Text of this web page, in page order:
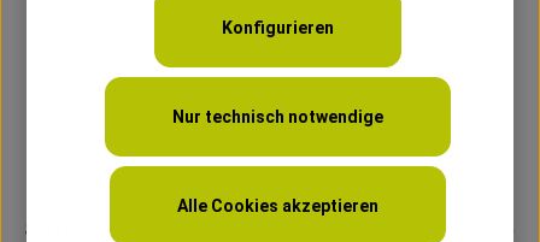
Service
Nur technisch notwendige
Konfigurieren
Alle Cookies akzeptieren